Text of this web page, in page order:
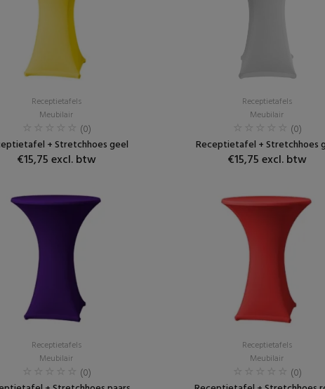
Receptietafels
Meubilair
(0)
+ Stretchhoes geel
€15,75 excl. btw
Receptietafels
Meubilair
(0)
Receptietafel + Stretchhoes
€15,75 excl. btw
Receptietafels
Meubilair
(0)
Receptietafels
Meubilair
(0)